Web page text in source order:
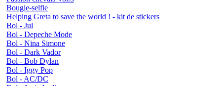
Bougie-selfie
Helping Greta to save the world ! - kit de stickers
Bol - Jul
Bol - Depeche Mode
Bol - Nina Simone
Bol - Dark Vador
Bol - Bob Dylan
Bol - Iggy Pop
Bol - AC/DC